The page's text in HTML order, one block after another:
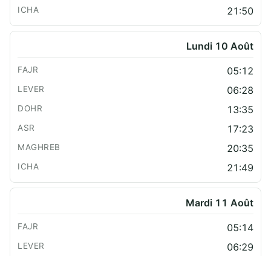
21:50
Lundi 10 Août
05:12
06:28
13:35
17:23
20:35
21:49
Mardi 11 Août
05:14
06:29